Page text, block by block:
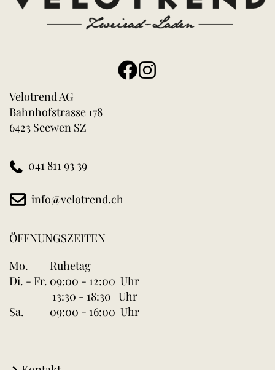
Velotrend AG
Bahnhofstrasse 178
6423 Seewen SZ
041 811 93 39
info@velotrend.ch
ÖFFNUNGSZEITEN
Mo.
Ruhetag
Di. - Fr. 09:00 - 12:00 Uhr
13:30 - 18:30 Uhr
Sa.
09:00 - 16:00 Uhr